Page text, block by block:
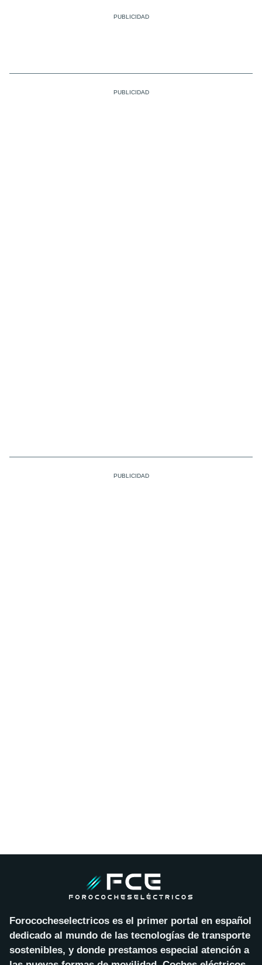
Forococheselectricos es el primer portal en español
dedicado al mundo de las tecnologías de transporte
sostenibles, y donde prestamos especial atención a